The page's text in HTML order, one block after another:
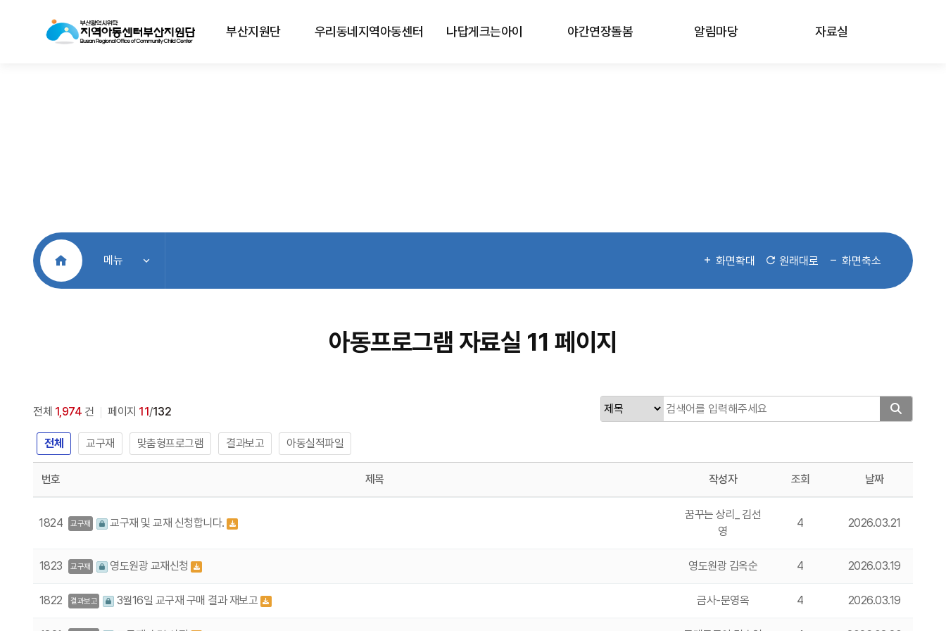
부산지원단 우리동네지역아동센터 나답게크는아이 야간연장돌봄 알림마당 자료실
처음으로메뉴 화면확대 원래대로 화면축소
아동프로그램 자료실 11 페이지
전체 1,974 건 페이지 11/132
전체 교구재 맞춤형프로그램 결과보고 아동실적파일
번호 제목 작성자 조회 날짜
1824 교구재 교구재 및 교재 신청합니다.
꿈꾸는 상리_ 김선
영
4 2026.03.21
1823 교구재 영도원광 교재신청 영도원광 김옥순 4 2026.03.19
1822 결과보고 3월16일 교구재 구매 결과 재보고 금사-문영옥 4 2026.03.19